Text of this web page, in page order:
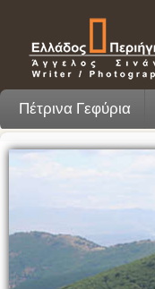
Πέτρινα Γεφύρια